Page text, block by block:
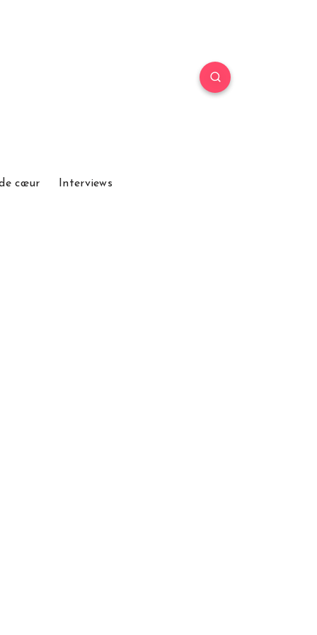
cœur Interviews